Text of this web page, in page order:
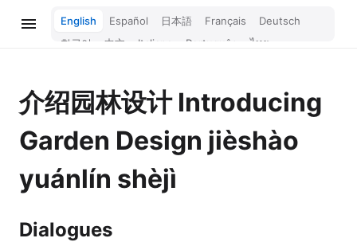
English Español 日本語 Français
Deutsch
한국어
中文 Italiano Português
ไทย
Bahasa Indonesia
Русский
介绍园林设计 Introducing
Garden Design jièshào
yuánlín shèjì
Dialogues